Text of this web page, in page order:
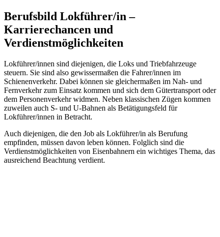
Berufsbild Lokführer/in –
Karrierechancen und
Verdienstmöglichkeiten
Lokführer/innen sind diejenigen, die Loks und Triebfahrzeuge
steuern. Sie sind also gewissermaßen die Fahrer/innen im
Schienenverkehr. Dabei können sie gleichermaßen im Nah- und
Fernverkehr zum Einsatz kommen und sich dem Gütertransport oder
dem Personenverkehr widmen. Neben klassischen Zügen kommen
zuweilen auch S- und U-Bahnen als Betätigungsfeld für
Lokführer/innen in Betracht.
Auch diejenigen, die den Job als Lokführer/in als Berufung
empfinden, müssen davon leben können. Folglich sind die
Verdienstmöglichkeiten von Eisenbahnern ein wichtiges Thema, das
ausreichend Beachtung verdient.